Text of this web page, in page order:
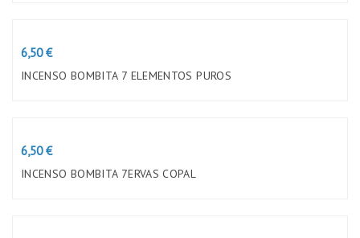
Preço
6,50 €
INCENSO BOMBITA 7 ELEMENTOS PUROS
Preço
6,50 €
INCENSO BOMBITA 7ERVAS COPAL